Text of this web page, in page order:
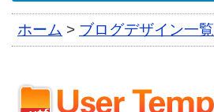
ホーム > ブログデザイン一覧